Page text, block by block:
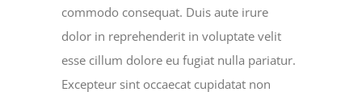
commodo consequat. Duis aute irure
dolor in reprehenderit in voluptate velit
esse cillum dolore eu fugiat nulla pariatur.
Excepteur sint occaecat cupidatat non